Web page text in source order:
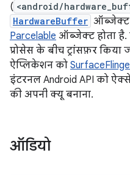
( <android/
HardwareBuffer ऑब्जेक्ट
Parcelable ऑब्जेक्ट होता
प्रोसेस के बीच ट्रांसफ़र
ऐप्लिकेशन को
इंटरनल Android API को
की अपनी क्यू बनाना.
ऑडियो